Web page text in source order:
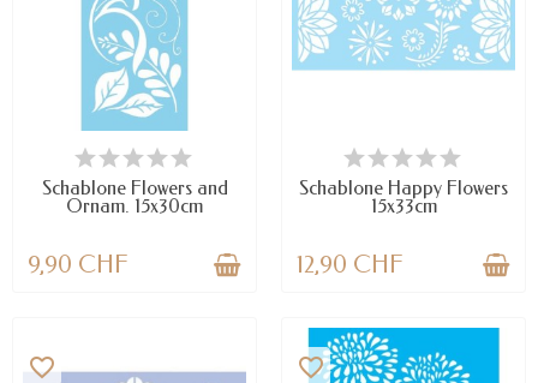
VERFÜGBAR
Schablone Flowers and
Ornam. 15x30cm
9,90 CHF
VERFÜGBAR
Schablone Happy Flowers
15x33cm
12,90 CHF
favorite_border favorite_border